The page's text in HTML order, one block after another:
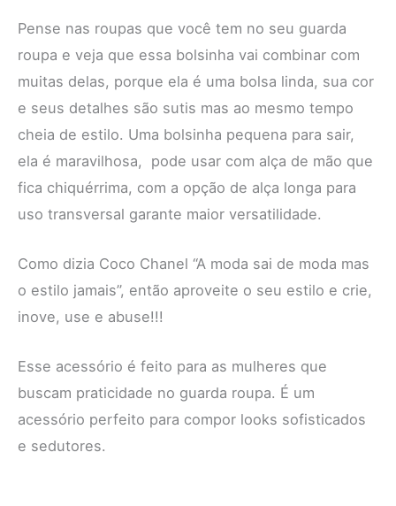
Pense nas roupas que você tem no seu guarda
roupa e veja que essa bolsinha vai combinar com
muitas delas, porque ela é uma bolsa linda, sua cor
e seus detalhes são sutis mas ao mesmo tempo
cheia de estilo. Uma bolsinha pequena para sair,
ela é maravilhosa, pode usar com alça de mão que
fica chiquérrima, com a opção de alça longa para
uso transversal garante maior versatilidade.
Como dizia Coco Chanel “A moda sai de moda mas
o estilo jamais”, então aproveite o seu estilo e crie,
inove, use e abuse!!!
Esse acessório é feito para as mulheres que
buscam praticidade no guarda roupa. É um
acessório perfeito para compor looks sofisticados
e sedutores.